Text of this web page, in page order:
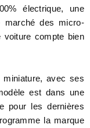
électrique, une
marché des micro-
voiture compte bien
avec ses
est dans une
pour les dernières
la marque